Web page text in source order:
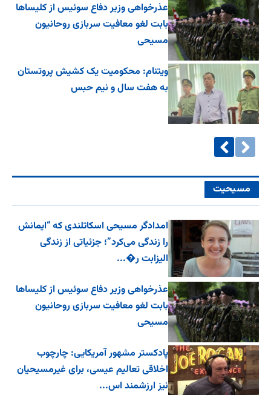
عذرخواهی وزیر دفاع سوئیس از کلیساها
بابت لغو معافیت سربازی روحانیون
مسیحی
ویتنام: محکومیت یک کشیش پروتستان
به هفت سال و نیم حبس
مسیحیت
امدادگر مسیحی اسکاتلندی که “ایمانش
را زندگی می‌کرد”؛ جزئیاتی از زندگی
الیزابت ر�...
عذرخواهی وزیر دفاع سوئیس از کلیساها
بابت لغو معافیت سربازی روحانیون
مسیحی
پادکستر مشهور آمریکایی: چارچوب
اخلاقی تعالیم عیسی، برای غیرمسیحیان
نیز ارزشمند اس...